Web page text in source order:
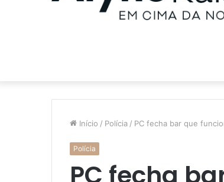
Início / Polícia / PC fecha bar que
Polícia
PC fecha